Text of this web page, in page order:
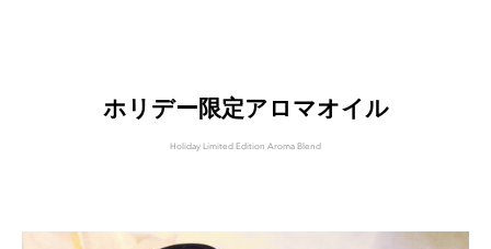
ホリデー限定アロマオイル
Holiday Limited Edition Aroma Blend